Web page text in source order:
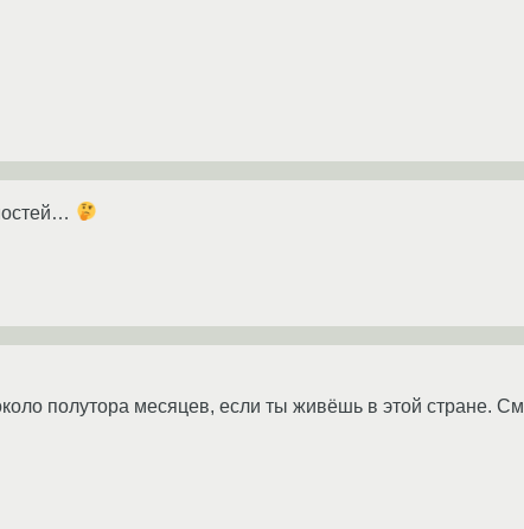
полутора месяцев, если ты живёшь в этой стране.